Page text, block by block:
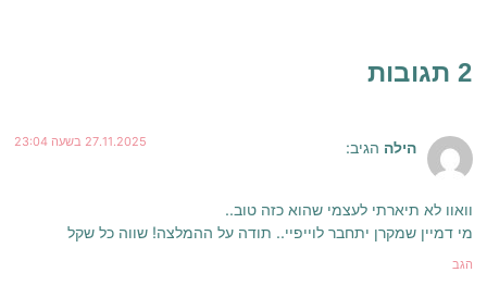
2 תגובות
הילה הגיב: 27.11.2025 בשעה 23:04
וואוו לא תיארתי לעצמי שהוא כזה טוב..
מי דמיין שמקרן יתחבר לוייפיי.. תודה על ההמלצה! שווה כל שקל
הגב